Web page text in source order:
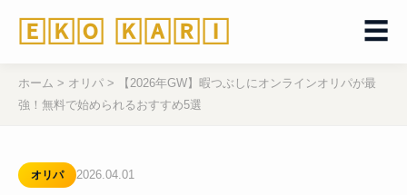
🄴🄺🄾 🄺🄰🅁🄸 ☰
ホーム > オリパ >
【2026年GW】暇つぶしにオンラインオリパが最
強！無料で始められるおすすめ5選
オリパ 2026.04.01